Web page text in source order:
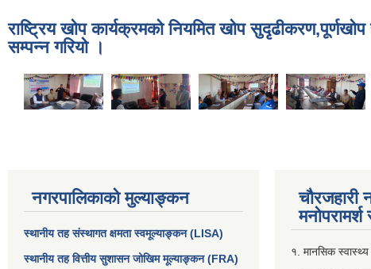
राष्ट्रिय खोप कार्यक्रमको नियमित खोप
सम्पन्न गरियो ।
नगरपालिकाको मुल्याङ्कन
स्थानीय तह संस्थागत क्षमता स्वमूल्याङ्कन (LISA)
स्थानीय तह वित्तीय सुशासन जोखिम मूल्याङ्कन (FRA)
चौरजहारी
१. मानसिक स्वास्थ्य